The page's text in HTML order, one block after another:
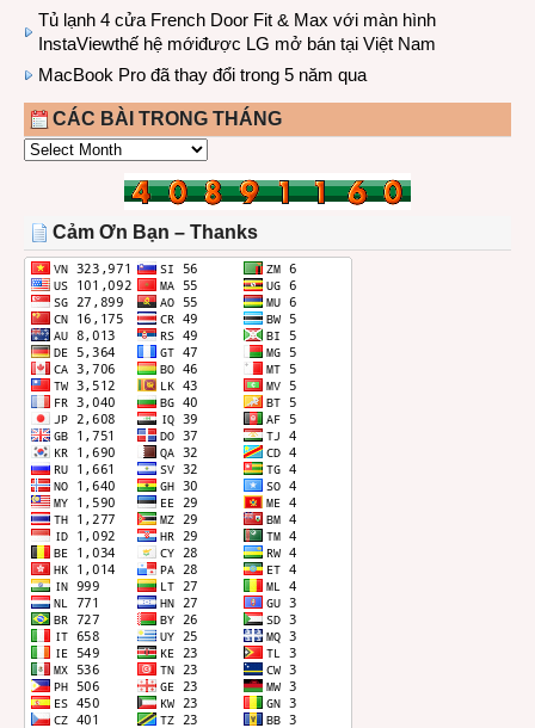
Tủ lạnh 4 cửa French Door Fit & Max với màn hình
InstaViewthế hệ mớiđược LG mở bán tại Việt Nam
MacBook Pro đã thay đổi trong 5 năm qua
CÁC BÀI TRONG THÁNG
CÁC
THÁNG
Cảm Ơn Bạn – Thanks